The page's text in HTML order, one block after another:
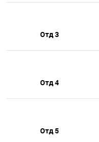
Отд 3
Отд 4
Отд 5